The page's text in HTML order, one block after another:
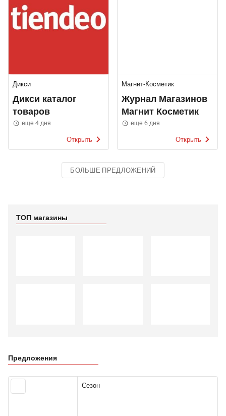
Дикси
Дикси каталог
товаров
еще 4 дня
Открыть
Магнит-Косметик
Журнал Магазинов
Магнит Косметик
еще 6 дня
Открыть
БОЛЬШЕ ПРЕДЛОЖЕНИЙ
ТОП магазины
Предложения
Сезон